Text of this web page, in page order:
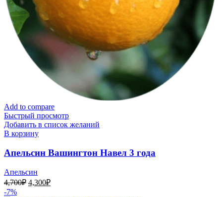
Add to compare
Быстрый просмотр
Добавить в список желаний
В корзину
Апельсин Вашингтон Навел 3 года
Апельсин
4,700₽ Первоначальная
4,300₽Текущая
-7%